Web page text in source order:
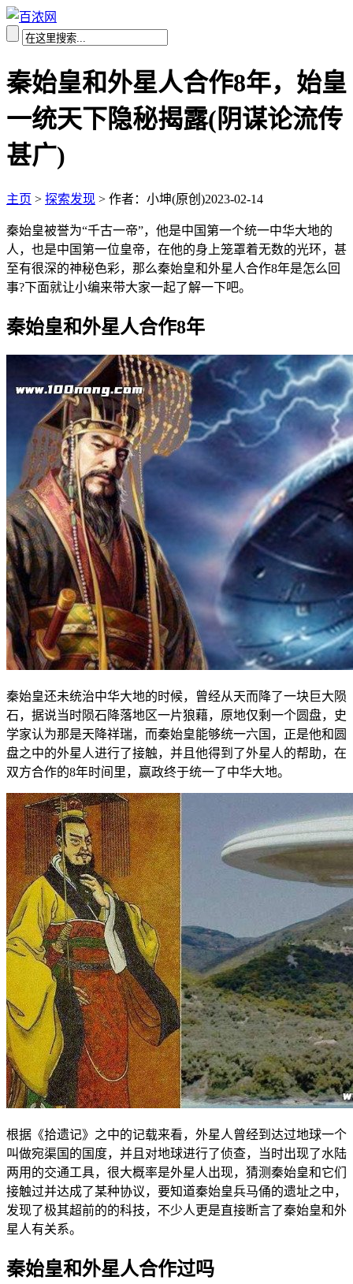
秦始皇和外星人合作8年，始皇
一统天下隐秘揭露(阴谋论流传
甚广)
主页 > 探索发现 > 作者：小坤(原创)2023-02-14
秦始皇被誉为“千古一帝”，他是中国第一个统一中华大地的
人，也是中国第一位皇帝，在他的身上笼罩着无数的光环，甚
至有很深的神秘色彩，那么秦始皇和外星人合作8年是怎么回
事?下面就让小编来带大家一起了解一下吧。
秦始皇和外星人合作8年
秦始皇还未统治中华大地的时候，曾经从天而降了一块巨大陨
石，据说当时陨石降落地区一片狼藉，原地仅剩一个圆盘，史
学家认为那是天降祥瑞，而秦始皇能够统一六国，正是他和圆
盘之中的外星人进行了接触，并且他得到了外星人的帮助，在
双方合作的8年时间里，嬴政终于统一了中华大地。
根据《拾遗记》之中的记载来看，外星人曾经到达过地球一个
叫做宛渠国的国度，并且对地球进行了侦查，当时出现了水陆
两用的交通工具，很大概率是外星人出现，猜测秦始皇和它们
接触过并达成了某种协议，要知道秦始皇兵马俑的遗址之中，
发现了极其超前的的科技，不少人更是直接断言了秦始皇和外
星人有关系。
秦始皇和外星人合作过吗